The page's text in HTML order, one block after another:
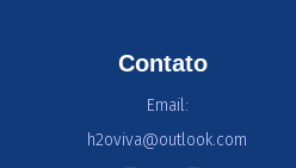
Contato
Email:
h2oviva@outlook.com